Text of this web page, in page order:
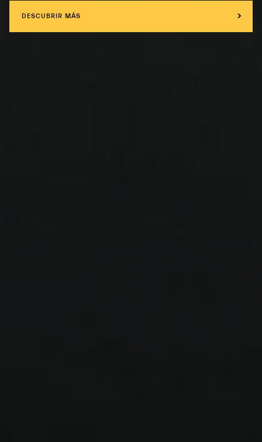
DESCUBRIR MÁS